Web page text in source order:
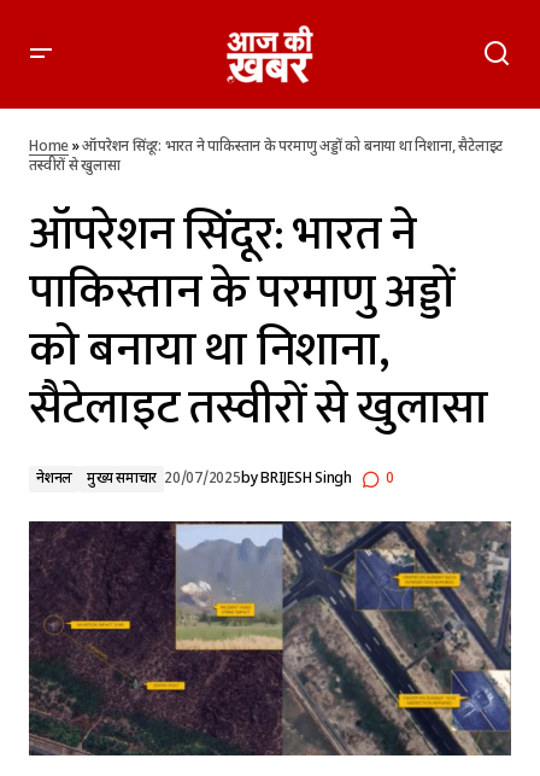
सैटेलाइट तस्वीरों से खुलासा
Home»ऑपरेशन सिंदूर: भारत ने पाकिस्तान के परमाणु अड्डों को बनाया था निशाना, सैटेलाइट
तस्वीरों से खुलासा
ऑपरेशन सिंदूर: भारत ने
पाकिस्तान के परमाणु अड्डों
को बनाया था निशाना,
सैटेलाइट तस्वीरों से खुलासा
नेशनल मुख्य समाचार 20/07/2025byBRIJESH Singh 0